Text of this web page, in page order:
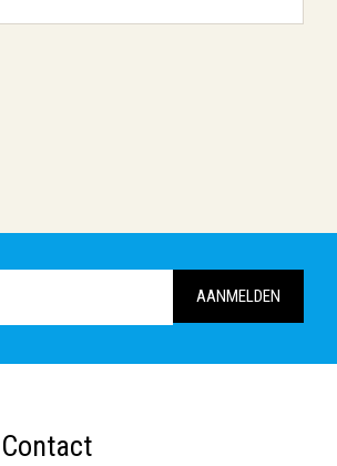
capacity...
Contact